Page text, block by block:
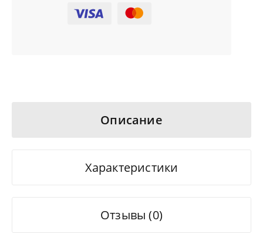
Описание
Характеристики
Отзывы (0)